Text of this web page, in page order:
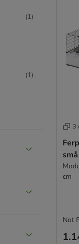
(1)
(1)
(1)
3
cm
Not